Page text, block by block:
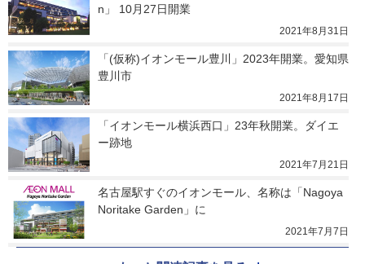
n」 10月27日開業
2021年8月31日
「(仮称)イオンモール豊川」2023年開業。愛知県
豊川市
2021年8月17日
「イオンモール横浜西口」23年秋開業。ダイエ
ー跡地
2021年7月21日
名古屋駅すぐのイオンモール、名称は「Nagoya
Noritake Garden」に
2021年7月7日